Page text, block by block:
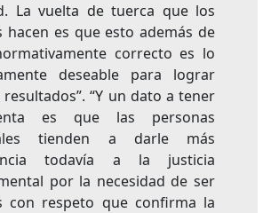
La vuelta de tuerca que los
hacen es que esto además de
correcto es lo
deseable para lograr
“Y un dato a tener
es que las personas
tienden a darle más
todavía a la justicia
por la necesidad de ser
con respeto que confirma la